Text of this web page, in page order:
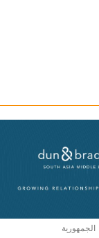
الجمهورية